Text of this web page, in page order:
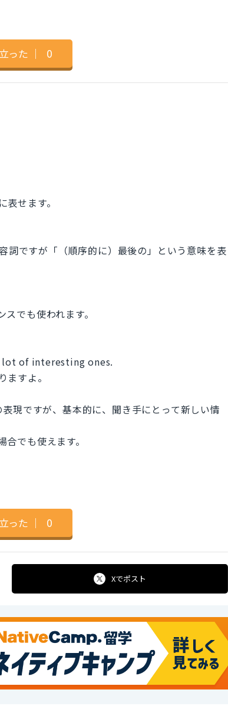
った ｜ 0
せます。
詞ですが「（順序的に）最後の」という意味を表
でも使われます。
lot of interesting ones.
すよ。
現ですが、基本的に、聞き手にとって新しい情
でも使えます。
った ｜ 0
Xでポスト